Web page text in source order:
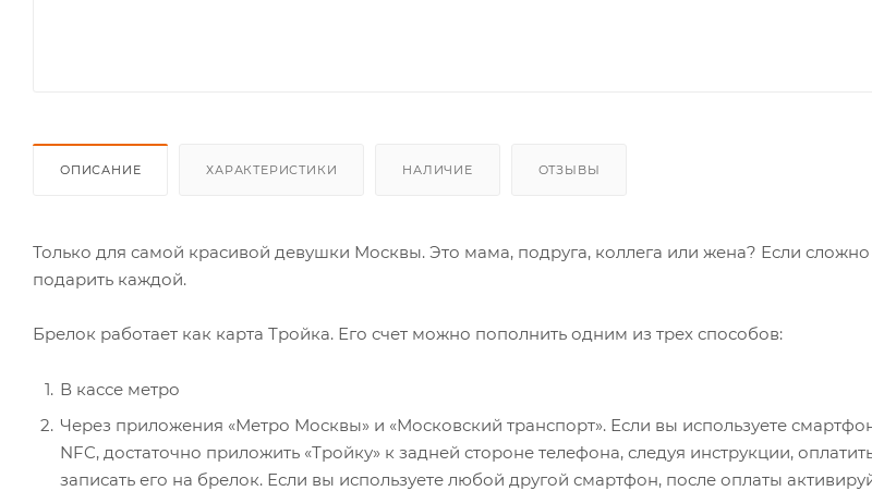
ОПИСАНИЕ ХАРАКТЕРИСТИКИ НАЛИЧИЕ ОТЗЫВЫ
Только для самой красивой девушки Москвы. Это мама, подруга, коллега или жена? Если
подарить каждой.
Брелок работает как карта Тройка. Его счет можно пополнить одним из трех способов:
В кассе метро
Через приложения «Метро Москвы» и «Московский транспорт». Если вы используете
NFC, достаточно приложить «Тройку» к задней стороне телефона, следуя инструкции,
записать его на брелок. Если вы используете любой другой смартфон, после оплаты